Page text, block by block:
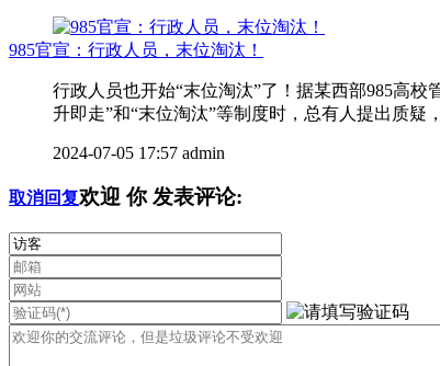
985官宣：行政人员，末位淘汰！
行政人员也开始“末位淘汰”了！据某西部985高
升即走”和“末位淘汰”等制度时，总有人提出质疑
2024-07-05 17:57 admin
取消回复欢迎 你发表评论: